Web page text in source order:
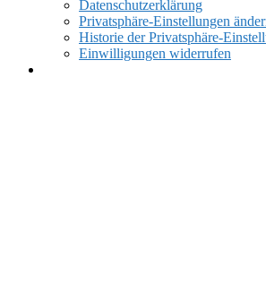
Datenschutzerklärung
Privatsphäre-Einstellungen
Historie der Privatsphäre-
Einwilligungen widerrufen